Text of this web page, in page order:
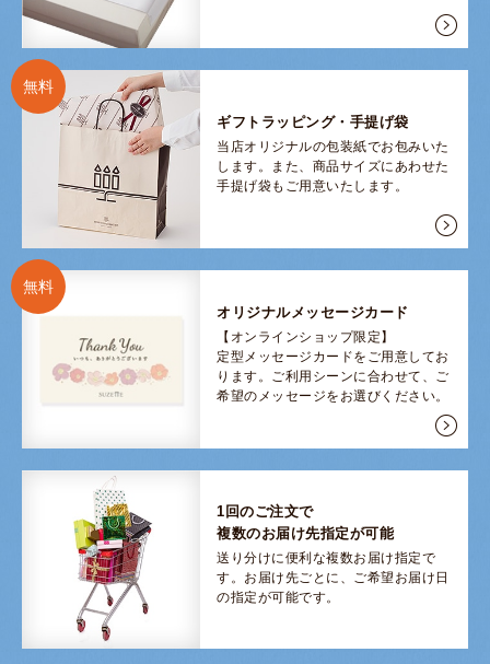
無料
ギフトラッピング・手提げ袋
当店オリジナルの包装紙でお包みいた
します。また、商品サイズにあわせた
手提げ袋もご用意いたします。
無料
オリジナルメッセージカード
【オンラインショップ限定】
定型メッセージカードをご用意してお
ります。ご利用シーンに合わせて、ご
希望のメッセージをお選びください。
1回のご注文で
複数のお届け先指定が可能
送り分けに便利な複数お届け指定で
す。 お届け先ごとに、ご希望お届け日
の指定が可能です。